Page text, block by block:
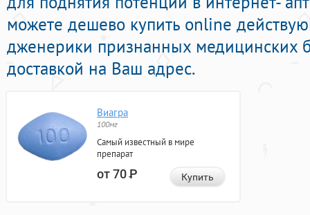
можете дешево купить online
дженерики признанных медицинских
доставкой на Ваш адрес.
Виагра
100мг
Самый известный в мире
препарат
от 70Р Купить